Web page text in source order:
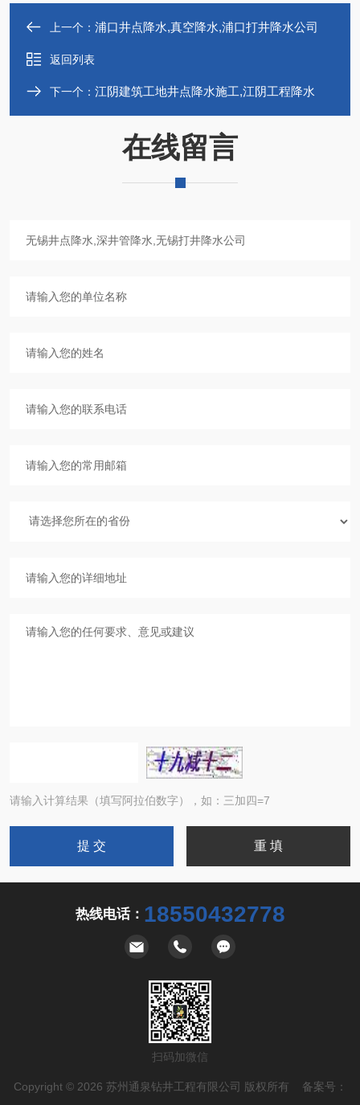
上一个： 浦口井点降水,真空降水,浦口打井降水公司
返回列表
下一个： 江阴建筑工地井点降水施工,江阴工程降水
在线留言
请输入计算结果（填写阿拉伯数字），如：三加四=7
热线电话： 18550432778
扫码加微信
Copyright © 2026 苏州通泉钻井工程有限公司 版权所有 备案号：